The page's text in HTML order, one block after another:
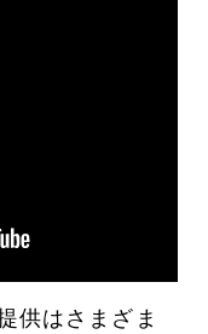
供はさまざま